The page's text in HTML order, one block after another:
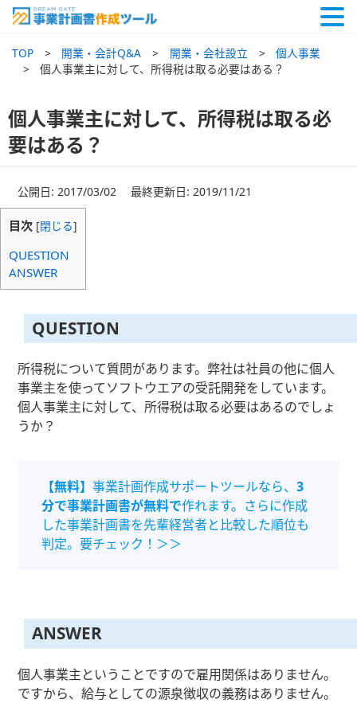
TOP 開業・会計Q&A 開業・会社設立
個人事業
個人事業主に対して、所得税は取る必要はある？
個人事業主に対して、所得税は取る必
要はある？
公開日: 2017/03/02 最終更新日: 2019/11/21
目次 [閉じる]
QUESTION
ANSWER
QUESTION
所得税について質問があります。弊社は社員の他に個人
事業主を使ってソフトウエアの受託開発をしています。
個人事業主に対して、所得税は取る必要はあるのでしょ
うか？
【無料】事業計画作成サポートツールなら、3
分で事業計画書が無料で作れます。さらに作成
した事業計画書を先輩経営者と比較した順位も
判定。要チェック！＞＞
ANSWER
個人事業主ということですので雇用関係はありません。
ですから、給与としての源泉徴収の義務はありません。